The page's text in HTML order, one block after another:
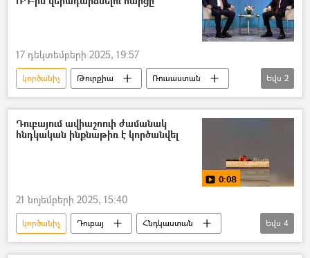
17 դեկտեմբերի 2025, 19:57
կործանիչ Թուրքիա
Ռուսաստան
Ռեջեփ Թայիփ Էրդողան
Վլադիմիր Պուտին
Եվս 2
Դուբայում ավիաշոուի ժամանակ
հնդկական ինքնաթիռ է կործանվել
0:08
21 նոյեմբերի 2025, 15:40
կործանիչ Դուբայ
Հնդկաստան
վթար
ավիավթար
տեսանյութ
Եվս 4